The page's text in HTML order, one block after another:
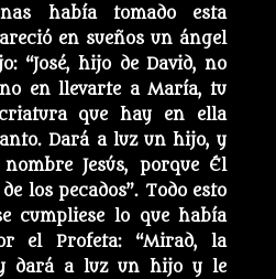
había tomado esta
en sueños un ángel
“José, hijo de David, no
en llevarte a María, tu
que hay en ella
Dará a luz un hijo, y
Jesús, porque Él
los pecados”. Todo esto
cumpliese lo que había
el Profeta: “Mirad, la
dará a luz un hijo y le